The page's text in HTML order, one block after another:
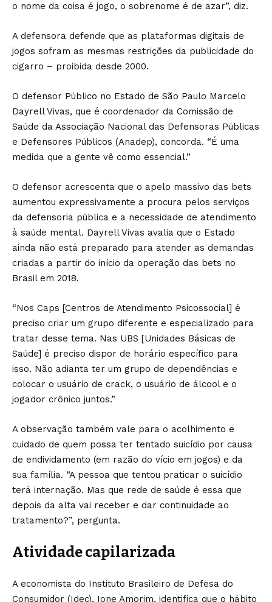
o nome da coisa é jogo, o sobrenome é de azar”, diz.
A defensora defende que as plataformas digitais de
jogos sofram as mesmas restrições da publicidade do
cigarro – proibida desde 2000.
O defensor Público no Estado de São Paulo Marcelo
Dayrell Vivas, que é coordenador da Comissão de
Saúde da Associação Nacional das Defensoras Públicas
e Defensores Públicos (Anadep), concorda. “É uma
medida que a gente vê como essencial.”
O defensor acrescenta que o apelo massivo das bets
aumentou expressivamente a procura pelos serviços
da defensoria pública e a necessidade de atendimento
à saúde mental. Dayrell Vivas avalia que o Estado
ainda não está preparado para atender as demandas
criadas a partir do início da operação das bets no
Brasil em 2018.
“Nos Caps [Centros de Atendimento Psicossocial] é
preciso criar um grupo diferente e especializado para
tratar desse tema. Nas UBS [Unidades Básicas de
Saúde] é preciso dispor de horário específico para
isso. Não adianta ter um grupo de dependências e
colocar o usuário de crack, o usuário de álcool e o
jogador crônico juntos.”
A observação também vale para o acolhimento e
cuidado de quem possa ter tentado suicídio por causa
de endividamento (em razão do vício em jogos) e da
sua família. “A pessoa que tentou praticar o suicídio
terá internação. Mas que rede de saúde é essa que
depois da alta vai receber e dar continuidade ao
tratamento?”, pergunta.
Atividade capilarizada
A economista do Instituto Brasileiro de Defesa do
Consumidor (Idec), Ione Amorim, identifica que o hábito